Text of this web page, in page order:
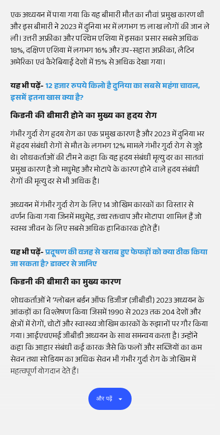
एक अध्ययन में पाया गया कि यह बीमारी मौत का नौवां प्रमुख कारण थी
और इस बीमारी ने 2023 में दुनिया भर में लगभग 15 लाख लोगों की जान ले
ली। उत्तरी अफ्रीका और पश्चिम एशिया में इसका प्रसार सबसे अधिक
18%, दक्षिण एशिया में लगभग 16% और उप-सहारा अफ्रीका, लैटिन
अमेरिका एवं कैरेबियाई देशों में 15% से अधिक देखा गया।
यह भी पढ़ें-12 हजार रुपये किलो है दुनिया का सबसे महंगा चावल,
इसमें इतना खास क्या है?
किडनी की बीमारी होने का मुख्य का हृदय रोग
गंभीर गुर्दा रोग हृदय रोग का एक प्रमुख कारण है और 2023 में दुनिया भर
में हृदय संबंधी रोगों से मौत के लगभग 12% मामले गंभीर गुर्दा रोग से जुड़े
थे। शोधकर्ताओं की टीम ने कहा कि यह हृदय संबंधी मृत्यु दर का सातवां
प्रमुख कारण है जो मधुमेह और मोटापे के कारण होने वाले हृदय संबंधी
रोगों की मृत्यु दर से भी अधिक है।
अध्ययन में गंभीर गुर्दा रोग के लिए 14 जोखिम कारकों का विस्तार से
वर्णन किया गया जिनमें मधुमेह, उच्च रक्तचाप और मोटापा शामिल हैं जो
स्वस्थ जीवन के लिए सबसे अधिक हानिकारक होते हैं।
यह भी पढ़ें-प्रदूषण की वजह से खराब हुए फेफड़ोंकोक्याठीककिया
जासकताहै?डाक्टरसेजानिए
किडनी की बीमारी का मुख्य कारण
शोधकर्ताओं ने ‘ग्लोबल बर्डन ऑफ डिजीज’ (जीबीडी) 2023 अध्ययन के
आंकड़ों का विश्लेषण किया जिसमें 1990 से 2023 तक 204 देशों और
क्षेत्रों में रोगों, चोटों और स्वास्थ्य जोखिम कारकों के रुझानों पर गौर किया
गया। आईएचएमई जीबीडी अध्ययन के साथ समन्वय करता है। उन्होंने
कहा कि आहार संबंधी कई कारक जैसे कि फलों और सब्जियों का कम
सेवन तथा सोडियम का अधिक सेवन भी गंभीर गुर्दा रोग के जोखिम में
महत्वपूर्ण योगदान देते हैं।
और पढ़ें